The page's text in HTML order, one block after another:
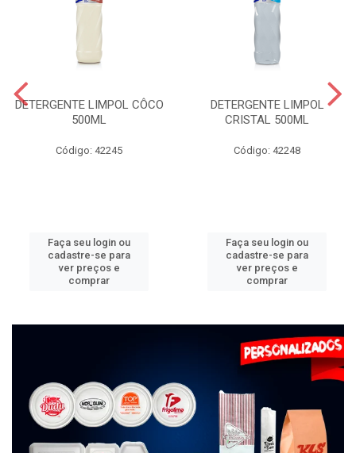
DETERGENTE LIMPOL CÔCO
500ML
Código: 42245
Faça seu login ou
cadastre-se para
ver preços e
comprar
DETERGENTE LIMPOL
CRISTAL 500ML
Código: 42248
Faça seu login ou
cadastre-se para
ver preços e
comprar